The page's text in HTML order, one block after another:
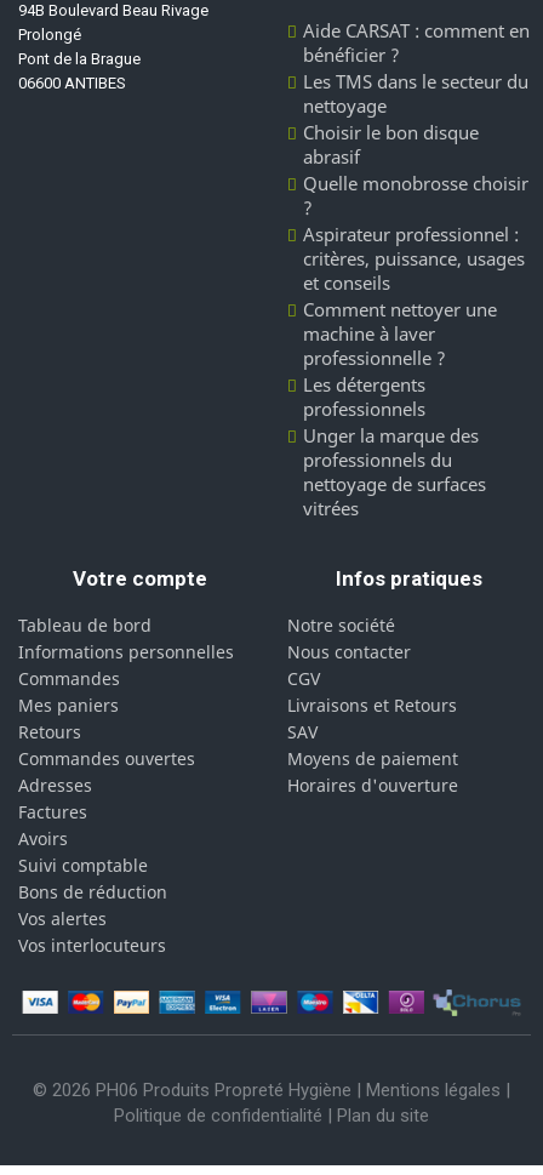
94B Boulevard Beau Rivage
Prolongé
Pont de la Brague
06600 ANTIBES
Aide CARSAT : comment en
bénéficier ?
Les TMS dans le secteur du
nettoyage
Choisir le bon disque
abrasif
Quelle monobrosse choisir
?
Aspirateur professionnel :
critères, puissance, usages
et conseils
Comment nettoyer une
machine à laver
professionnelle ?
Les détergents
professionnels
Unger la marque des
professionnels du
nettoyage de surfaces
vitrées
Votre compte
Tableau de bord
Informations personnelles
Commandes
Mes paniers
Retours
Commandes ouvertes
Adresses
Factures
Avoirs
Suivi comptable
Bons de réduction
Vos alertes
Vos interlocuteurs
Infos pratiques
Notre société
Nous contacter
CGV
Livraisons et Retours
SAV
Moyens de paiement
Horaires d'ouverture
© 2026 PH06 Produits Propreté Hygiène | Mentions légales |
Politique de confidentialité | Plan du site